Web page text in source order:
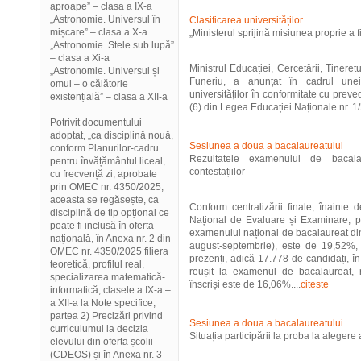
aproape” – clasa a IX-a
„Astronomie. Universul în
mișcare” – clasa a X-a
„Astronomie. Stele sub lupă”
– clasa a Xi-a
„Astronomie. Universul și
omul – o călătorie
existențială” – clasa a XII-a
Potrivit documentului
adoptat, „ca disciplină nouă,
conform Planurilor-cadru
pentru învățământul liceal,
cu frecvență zi, aprobate
prin OMEC nr. 4350/2025,
aceasta se regăsește, ca
disciplină de tip opțional ce
poate fi inclusă în oferta
națională, în Anexa nr. 2 din
OMEC nr. 4350/2025 filiera
teoretică, profilul real,
specializarea matematică-
informatică, clasele a IX-a –
a XII-a la Note specifice,
partea 2) Precizări privind
curriculumul la decizia
elevului din oferta școlii
(CDEOȘ) și în Anexa nr. 3
Clasificarea universităților
„Ministerul sprijină misiunea proprie a
Ministrul Educației, Cercetării,
Funeriu, a anunțat în cadrul
universităților în conformitate cu
(6) din Legea Educației Naționale nr.
Sesiunea a doua a bacalaureatului
Rezultatele examenului de
contestațiilor
Conform centralizării finale, înainte
Național de Evaluare și Examinare,
examenului național de bacalaureat
august-septembrie), este de
prezenți, adică 17.778 de candidați,
reușit la examenul de
înscriși este de 16,06%....citeste
Sesiunea a doua a bacalaureatului
Situația participării la proba la alegere